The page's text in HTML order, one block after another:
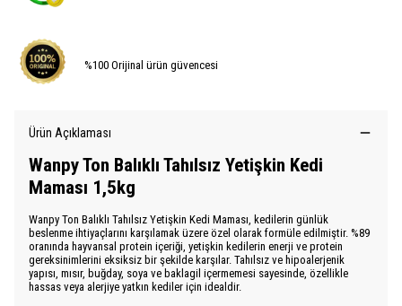
%100 Orijinal ürün güvencesi
Ürün Açıklaması
Wanpy Ton Balıklı Tahılsız Yetişkin Kedi
Maması 1,5kg
Wanpy Ton Balıklı Tahılsız Yetişkin Kedi Maması, kedilerin günlük
beslenme ihtiyaçlarını karşılamak üzere özel olarak formüle edilmiştir. %89
oranında hayvansal protein içeriği, yetişkin kedilerin enerji ve protein
gereksinimlerini eksiksiz bir şekilde karşılar. Tahılsız ve hipoalerjenik
yapısı, mısır, buğday, soya ve baklagil içermemesi sayesinde, özellikle
hassas veya alerjiye yatkın kediler için idealdir.